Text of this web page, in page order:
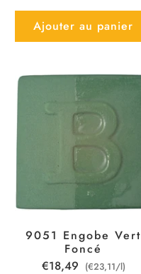
Ajouter au panier
9051 Engobe Vert
Foncé
€18,49 (€23,11/l)